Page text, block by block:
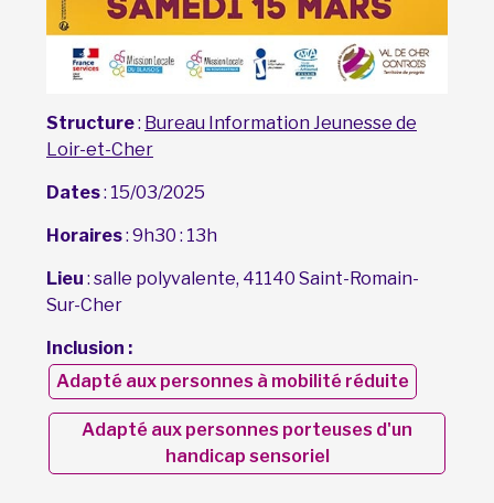
Structure: Bureau Information Jeunesse de
Loir-et-Cher
Dates: 15/03/2025
Horaires: 9h30 : 13h
Lieu : salle polyvalente, 41140 Saint-Romain-
Sur-Cher
Inclusion :
Adapté aux personnes à mobilité réduite
Adapté aux personnes porteuses d'un
handicap sensoriel